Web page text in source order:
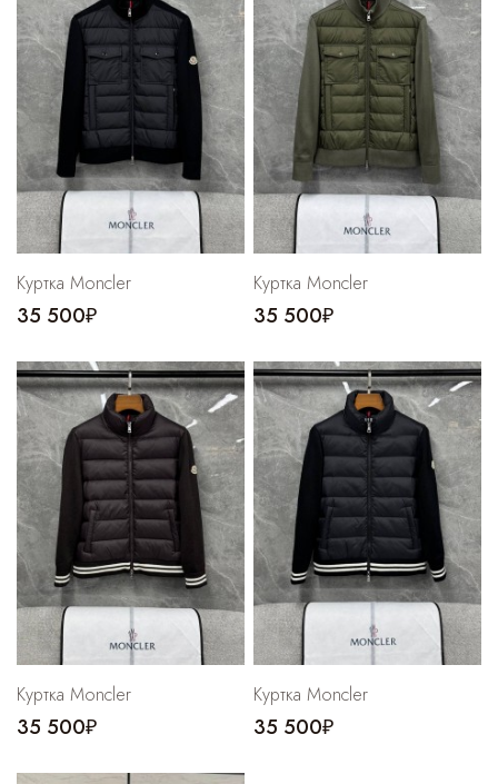
Куртка Moncler
35 500₽
Куртка Moncler
35 500₽
Куртка Moncler
35 500₽
Куртка Moncler
35 500₽
Cпортивные брюки
Комбинезоны